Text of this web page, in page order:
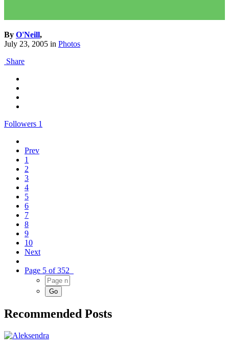
By O'Neill,
July 23, 2005 in Photos
Share
Followers 1
Prev
1
2
3
4
5
6
7
8
9
10
Next
Page 5 of 352
Recommended Posts